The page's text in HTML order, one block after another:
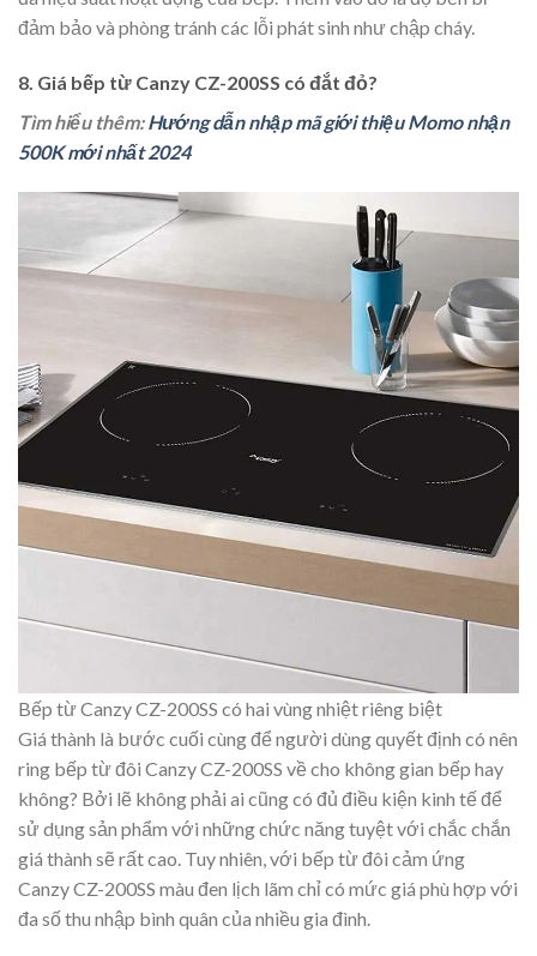
đảm bảo và phòng tránh các lỗi phát sinh như chập cháy.
8. Giá bếp từ Canzy CZ-200SS có đắt đỏ?
Tìm hiểu thêm:Hướng dẫn nhập mã giới thiệu Momo nhận
500K mới nhất 2024
Bếp từ Canzy CZ-200SS có hai vùng nhiệt riêng biệt
Giá thành là bước cuối cùng để người dùng quyết định có nên
ring bếp từ đôi Canzy CZ-200SS về cho không gian bếp hay
không? Bởi lẽ không phải ai cũng có đủ điều kiện kinh tế để
sử dụng sản phẩm với những chức năng tuyệt với chắc chắn
giá thành sẽ rất cao. Tuy nhiên, với bếp từ đôi cảm ứng
Canzy CZ-200SS màu đen lịch lãm chỉ có mức giá phù hợp với
đa số thu nhập bình quân của nhiều gia đình.